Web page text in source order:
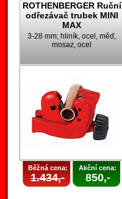
ROTHENBERGER Ruční
odřezávač trubek MINI
MAX
3-28 mm; hliník, ocel, měď,
mosaz, ocel
Běžná cena:
1.434,-
Akční cena:
850,-